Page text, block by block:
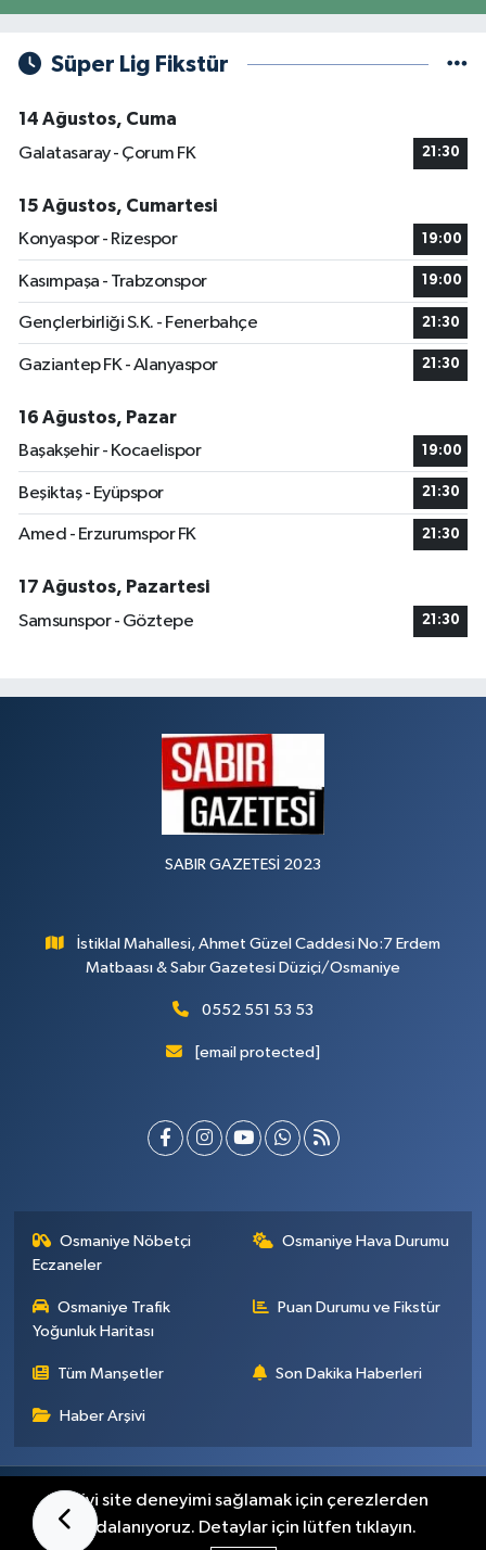
Süper Lig Fikstür
14 Ağustos, Cuma
Galatasaray - Çorum FK
21:30
15 Ağustos, Cumartesi
Konyaspor - Rizespor
19:00
Kasımpaşa - Trabzonspor 19:00
Gençlerbirliği S.K. - Fenerbahçe 21:30
Gaziantep FK - Alanyaspor 21:30
16 Ağustos, Pazar
Başakşehir - Kocaelispor
19:00
Beşiktaş - Eyüpspor 21:30
Amed - Erzurumspor FK 21:30
17 Ağustos, Pazartesi
Samsunspor - Göztepe
21:30
SABIR GAZETESİ 2023
İstiklal Mahallesi, Ahmet Güzel Caddesi No:7 Erdem
Matbaası & Sabır Gazetesi Düziçi/Osmaniye
0552 551 53 53
[email protected]
Osmaniye Nöbetçi
Eczaneler
Osmaniye Hava Durumu
Osmaniye Trafik
Yoğunluk Haritası
Puan Durumu ve Fikstür
Tüm Manşetler Son Dakika Haberleri
Haber Arşivi
Künye İletişim Gizlilik Sözleşmesi
En iyi site deneyimi sağlamak için çerezlerden
faydalanıyoruz. Detaylar için lütfen tıklayın.